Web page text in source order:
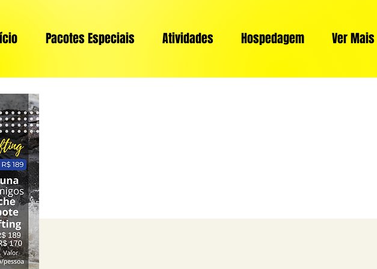
Pacotes Especiais Atividades Hospedagem Ver Mais